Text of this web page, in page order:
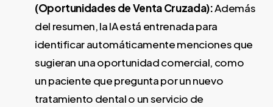
(Oportunidades de Venta Cruzada):Además
del resumen, la IA está entrenada para
identificar automáticamente menciones que
sugieran una oportunidad comercial, como
un paciente que pregunta por un nuevo
tratamiento dental o un servicio de